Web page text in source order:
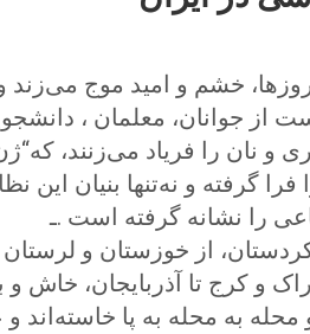
خشم و امید موج می‌زند
از جوانان، معلمان ،
و نان را فریاد می‌زنند،
گرفته و نه‌تنها بنیان این
را نشانه گرفته است .ـ
از خوزستان و لرستان
و کرج تا آذربایجان، خاش
به محله به پا خاسته‌اند و